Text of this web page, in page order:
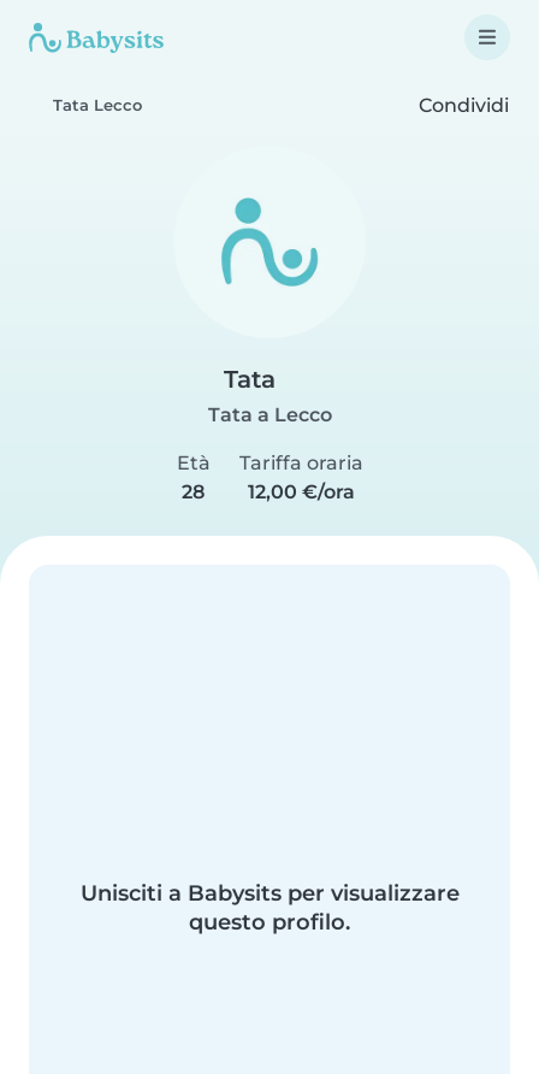
Tata Lecco Condividi
Tata
Tata a Lecco
Età
28
Tariffa oraria
12,00 €/ora
Unisciti a Babysits per visualizzare
questo profilo.